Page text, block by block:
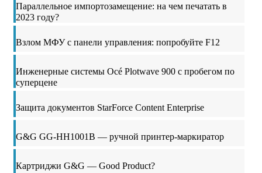
Параллельное импортозамещение: на чем печатать в
2023 году?
Взлом МФУ с панели управления: попробуйте F12
Инженерные системы Océ Plotwave 900 с пробегом по
суперцене
Защита документов StarForce Content Enterprise
G&G GG-HH1001B — ручной принтер-маркиратор
Картриджи G&G — Good Product?